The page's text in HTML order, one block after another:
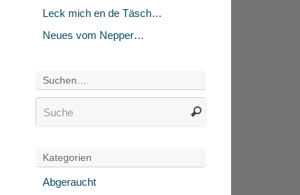
Leck mich en de Täsch…
Neues vom Nepper…
Suchen…
Kategorien
Abgeraucht